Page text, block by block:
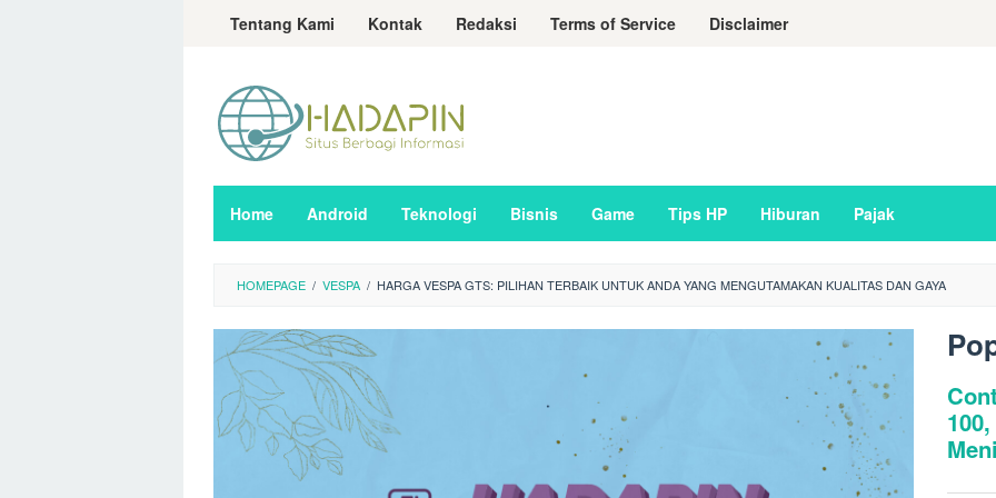
LoncatTentang Kami Kontak Redaksi Terms of Service Disclaimer
Home Android Teknologi Bisnis Game Tips HP Hiburan Pajak
HOMEPAGE / VESPA / HARGA VESPA GTS: PILIHAN TERBAIK UNTUK ANDA YANG MENGUTAMAKAN KUALITAS DAN GAYA